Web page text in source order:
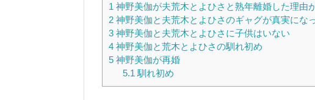
1 神野美伽が夫荒木とよひさと熟年離婚した理由
2 神野美伽と夫荒木とよひさのギャグが真実にな
3 神野美伽と夫荒木とよひさに子供はいない
4 神野美伽と荒木とよひさの馴れ初め
5 神野美伽が再婚
5.1 馴れ初め